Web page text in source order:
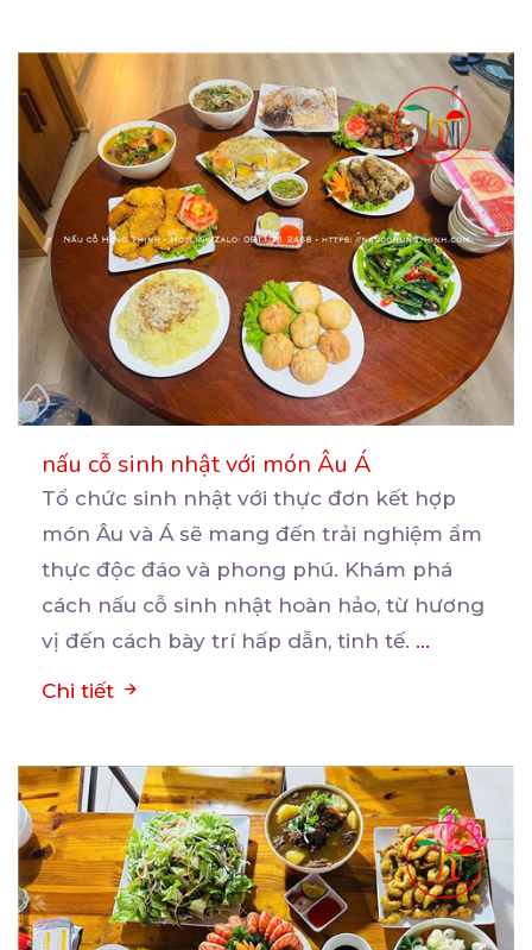
nấu cỗ sinh nhật với món Âu Á
Tổ chức sinh nhật với thực đơn kết hợp
món Âu và Á sẽ mang đến trải nghiệm ẩm
thực độc đáo và phong phú. Khám phá
cách nấu cỗ sinh nhật hoàn hảo, từ hương
vị đến cách bày trí hấp dẫn, tinh tế. ...
Chi tiết